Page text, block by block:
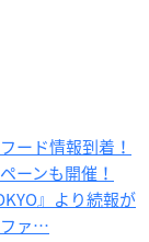
ード情報到着！
ーンも開催！
』より続報が
ファ…